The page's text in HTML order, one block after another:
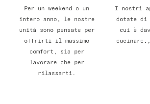
Per un weekend o un
intero anno, le nostre
unità sono pensate per
offrirti il massimo
comfort, sia per
lavorare che per
rilassarti.
I nostri
dotate di
cui è